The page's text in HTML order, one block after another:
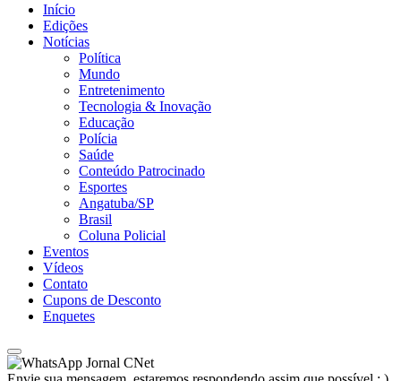
Início
Edições
Notícias
Política
Mundo
Entretenimento
Tecnologia & Inovação
Educação
Polícia
Saúde
Conteúdo Patrocinado
Esportes
Angatuba/SP
Brasil
Coluna Policial
Eventos
Vídeos
Contato
Cupons de Desconto
Enquetes
Jornal CNet